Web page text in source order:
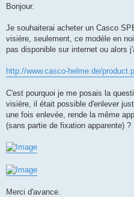
s
g
n
o
u
Bonjour.
Je souhaiterai acheter un Casco
visière, seulement, ce modèle en
pas disponible sur internet ou alors
http://www.casco-helme.de/
C'est pourquoi je me posais la
visière, il était possible d'enlever
une fois enlevée, rende la même
(sans partie de fixation apparente) ?
Merci d'avance.